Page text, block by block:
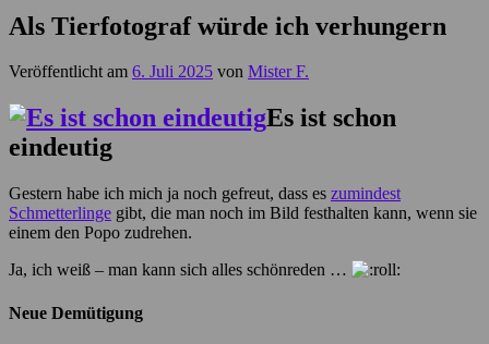
Als Tierfotograf würde ich verhungern
Veröffentlicht am 6. Juli 2025 von Mister F.
Es ist schon
eindeutig
Gestern habe ich mich ja noch gefreut, dass es zumindest
Schmetterlinge gibt, die man noch im Bild festhalten kann, wenn sie
einem den Popo zudrehen.
Ja, ich weiß – man kann sich alles schönreden …
Neue Demütigung